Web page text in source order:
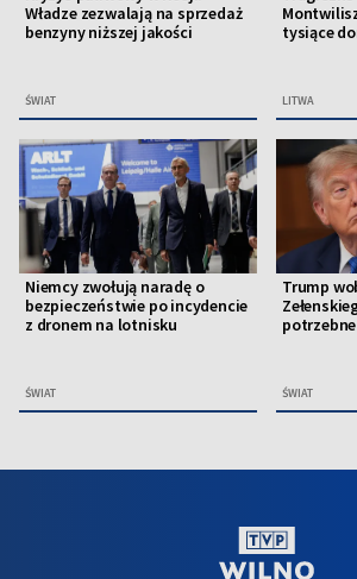
Władze zezwalają na sprzedaż
benzyny niższej jakości
ŚWIAT
tysiące
LITWA
Niemcy zwołują naradę o
bezpieczeństwie po incydencie
z dronem na lotnisku
ŚWIAT
Trump
ŚWIAT